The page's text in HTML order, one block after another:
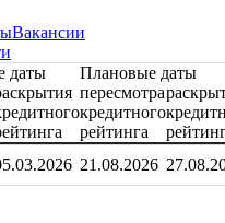
Вакансии
даты
Плановые даты
пересмотра
кредитного
рейтинга
21.08.2026